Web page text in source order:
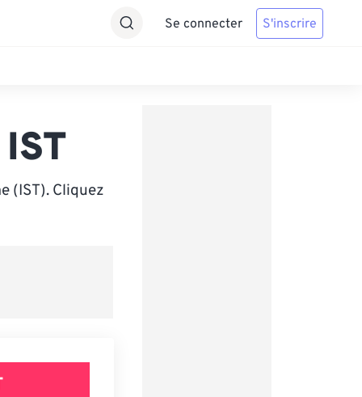
Se connecter S'inscrire
(IST). Cliquez